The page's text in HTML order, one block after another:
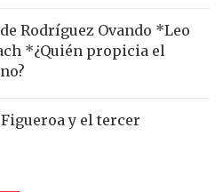
Rodríguez Ovando *Leo
*¿Quién propicia el
y el tercer